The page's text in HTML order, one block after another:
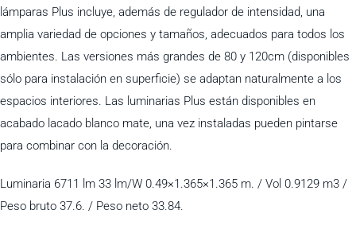
lámparas Plus incluye, además de regulador de intensidad, una
amplia variedad de opciones y tamaños, adecuados para todos los
ambientes. Las versiones más grandes de 80 y 120cm (disponibles
sólo para instalación en superficie) se adaptan naturalmente a los
espacios interiores. Las luminarias Plus están disponibles en
acabado lacado blanco mate, una vez instaladas pueden pintarse
para combinar con la decoración.
Luminaria 6711 lm 33 lm/W 0.49×1.365×1.365 m. / Vol 0.9129 m3 /
Peso bruto 37.6. / Peso neto 33.84.